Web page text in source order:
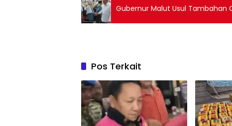
Gubernur Malut Usul Tambahan
Pos Terkait